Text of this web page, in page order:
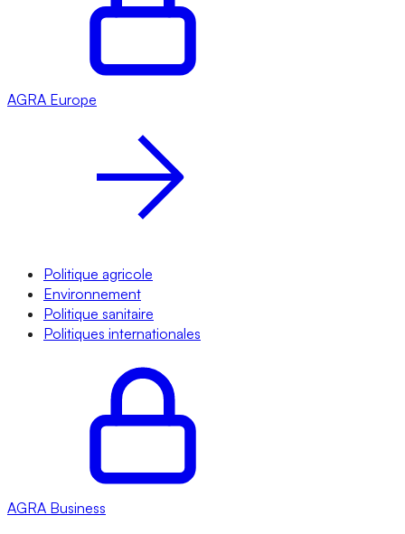
AGRA Europe
Politique agricole
Environnement
Politique sanitaire
Politiques internationales
AGRA Business